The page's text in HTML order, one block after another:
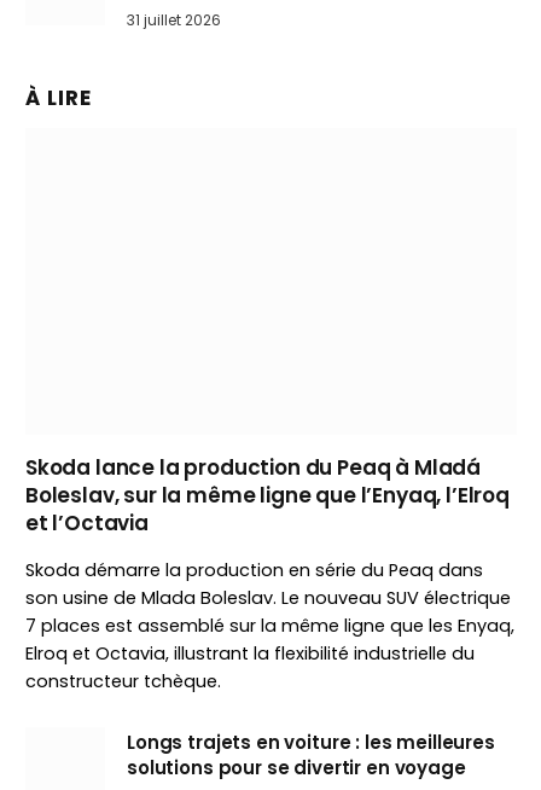
31 juillet 2026
À LIRE
Skoda lance la production du Peaq à Mladá
Boleslav, sur la même ligne que l’Enyaq, l’Elroq
et l’Octavia
Skoda démarre la production en série du Peaq dans
son usine de Mlada Boleslav. Le nouveau SUV électrique
7 places est assemblé sur la même ligne que les Enyaq,
Elroq et Octavia, illustrant la flexibilité industrielle du
constructeur tchèque.
Longs trajets en voiture : les meilleures
solutions pour se divertir en voyage